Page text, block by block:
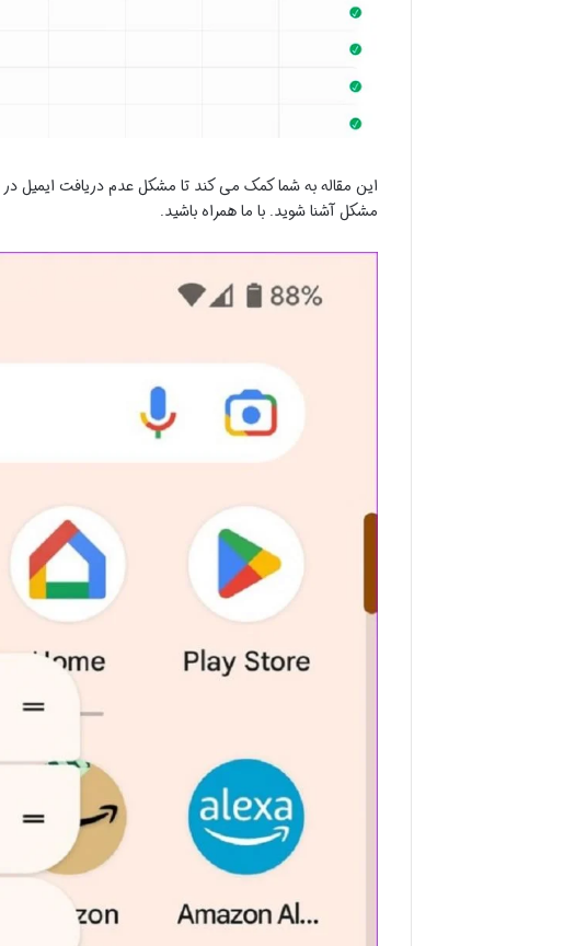
این مقاله به شما کمک می کند تا مشکل عدم دریافت ایمیل
مشکل آشنا شوید. با ما همراه باشید.